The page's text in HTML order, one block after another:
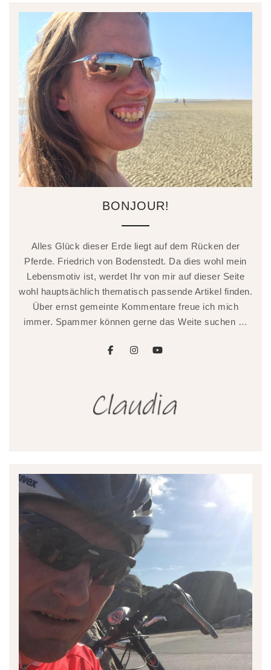
BONJOUR!
Alles Glück dieser Erde liegt auf dem Rücken der
Pferde. Friedrich von Bodenstedt. Da dies wohl mein
Lebensmotiv ist, werdet Ihr von mir auf dieser Seite
wohl hauptsächlich thematisch passende Artikel finden.
Über ernst gemeinte Kommentare freue ich mich
immer. Spammer können gerne das Weite suchen …